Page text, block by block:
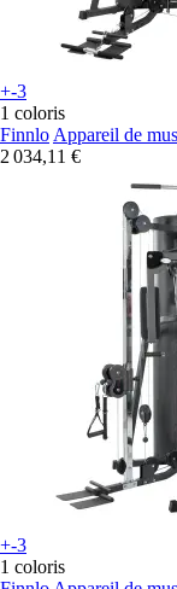
+-3
1 coloris
Finnlo Appareil de
2 034,11 €
+-3
1 coloris